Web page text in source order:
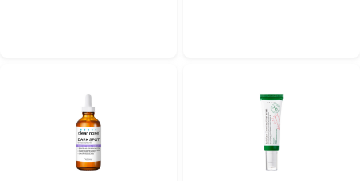
● ใช้ตอนเช้าแล้วหน้าจะมันไหมคะ? เนื้อเซรั่มเป็นสูตรน้ำที่บางเบามากค่ะ ซึมแล้วเนียน
ไปกับผิวเลย ไม่เพิ่มความมันระหว่างวันและไม่กวนเมคอัพแน่นอนค่ะ
● ต่างจากตัว Acne Care Serum (ซองสีฟ้า) อย่างไร? ตัวสีฟ้าจะเน้นเรื่องการ
คุมมันและลดโอกาสการเกิดสิวใหม่ค่ะ ส่วนตัว Dark Spot (ขวดสีม่วง) นี้จะเน้นเรื่อง
การกำจัดรอยดำที่เหลือทิ้งไว้และปรับสีผิวให้กระจ่างใสเป็นหลักค่ะ